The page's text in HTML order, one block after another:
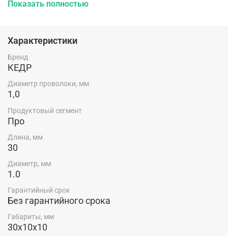
тока на проволоку.
и порошковыми проволоками.
Россия — родина бренда.
Особенности:
Диаметр резьбы — М6
Длина — 30 мм
Комплектация:
Показать полностью
Характеристики
Бренд
КЕДР
Диаметр проволоки, мм
1,0
Продуктовый сегмент
Про
Длина, мм
30
Диаметр, мм
1.0
Гарантийный срок
Без гарантийного срока
Габариты, мм
30х10х10